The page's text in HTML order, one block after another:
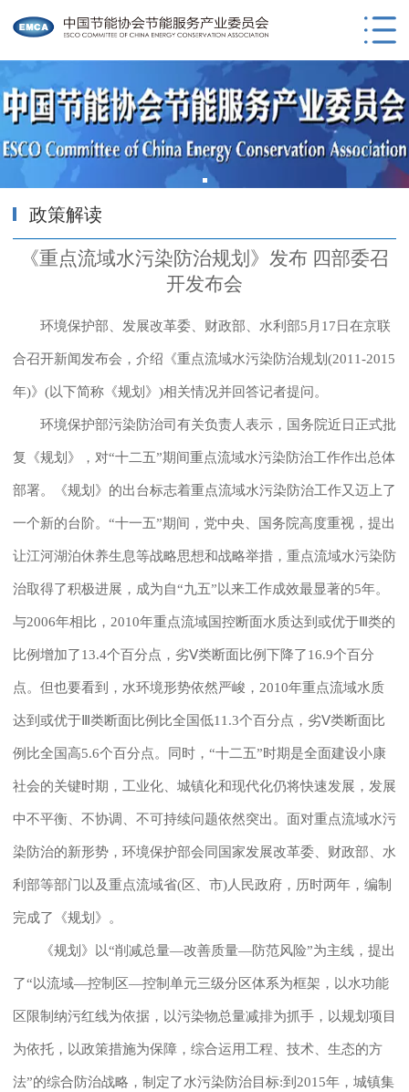
政策解读
《重点流域水污染防治规划》发布 四部委召
开发布会
环境保护部、发展改革委、财政部、水利部5月17日在京联
合召开新闻发布会，介绍《重点流域水污染防治规划(2011-2015
年)》(以下简称《规划》)相关情况并回答记者提问。
环境保护部污染防治司有关负责人表示，国务院近日正式批
复《规划》，对“十二五”期间重点流域水污染防治工作作出总体
部署。《规划》的出台标志着重点流域水污染防治工作又迈上了
一个新的台阶。“十一五”期间，党中央、国务院高度重视，提出
让江河湖泊休养生息等战略思想和战略举措，重点流域水污染防
治取得了积极进展，成为自“九五”以来工作成效最显著的5年。
与2006年相比，2010年重点流域国控断面水质达到或优于Ⅲ类的
比例增加了13.4个百分点，劣Ⅴ类断面比例下降了16.9个百分
点。但也要看到，水环境形势依然严峻，2010年重点流域水质
达到或优于Ⅲ类断面比例比全国低11.3个百分点，劣Ⅴ类断面比
例比全国高5.6个百分点。同时，“十二五”时期是全面建设小康
社会的关键时期，工业化、城镇化和现代化仍将快速发展，发展
中不平衡、不协调、不可持续问题依然突出。面对重点流域水污
染防治的新形势，环境保护部会同国家发展改革委、财政部、水
利部等部门以及重点流域省(区、市)人民政府，历时两年，编制
完成了《规划》。
《规划》以“削减总量—改善质量—防范风险”为主线，提出
了“以流域—控制区—控制单元三级分区体系为框架，以水功能
区限制纳污红线为依据，以污染物总量减排为抓手，以规划项目
为依托，以政策措施为保障，综合运用工程、技术、生态的方
法”的综合防治战略，制定了水污染防治目标:到2015年，城镇集